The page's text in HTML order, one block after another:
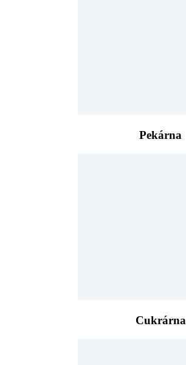
Pekárna
Cukrárna